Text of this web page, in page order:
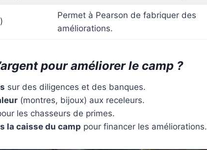
Permet à Pearson de fabriquer des
améliorations.
pour améliorer le camp ?
sur des diligences et des banques.
(montres, bijoux) aux receleurs.
les chasseurs de primes.
la caisse du camp pour financer les améliorations.